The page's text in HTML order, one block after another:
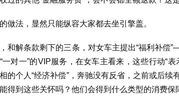
做法，显然只能纵容大家都去坐引擎盖。
和解条款剩下的三条，对女车主提出“福利补
一对一”的VIP服务，在女车主看来，这些行动“
的个人“经济补偿”，奔驰没有反省，之前或后
得到这些关怀吗？他们会得到什么类型的消费保